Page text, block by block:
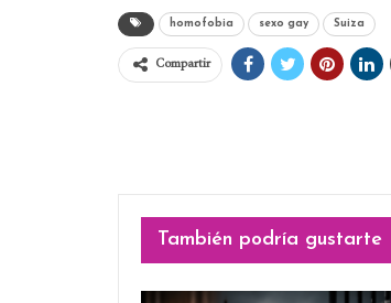
homofobia sexo gay Suiza
Compartir
También podría gustarte